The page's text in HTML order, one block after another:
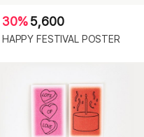
30%5,600
HAPPY FESTIVAL POSTER